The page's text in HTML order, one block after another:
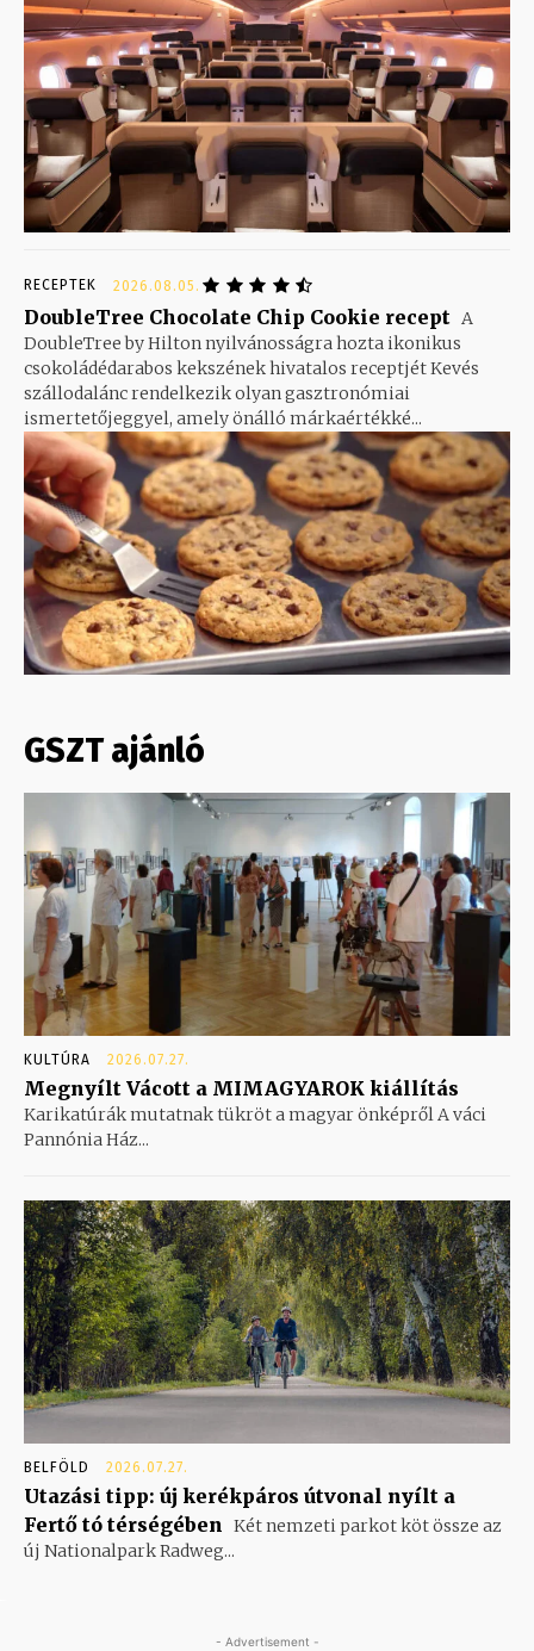
RECEPTEK 2026.08.05.
DoubleTree Chocolate Chip Cookie recept A
DoubleTree by Hilton nyilvánosságra hozta ikonikus
csokoládédarabos kekszének hivatalos receptjét Kevés
szállodalánc rendelkezik olyan gasztronómiai
ismertetőjeggyel, amely önálló márkaértékké...
GSZT ajánló
KULTÚRA 2026.07.27.
Megnyílt Vácott a MIMAGYAROK kiállítás
Karikatúrák mutatnak tükröt a magyar önképről A váci
Pannónia Ház...
BELFÖLD 2026.07.27.
Utazási tipp: új kerékpáros útvonal nyílt a
Fertő tó térségében
Két nemzeti parkot köt össze az
új Nationalpark Radweg...
- Advertisement -